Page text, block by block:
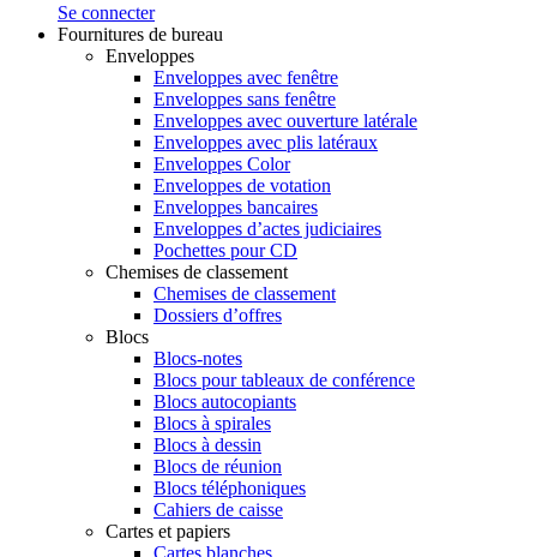
Se connecter
Fournitures de bureau
Enveloppes
Enveloppes avec fenêtre
Enveloppes sans fenêtre
Enveloppes avec ouverture latérale
Enveloppes avec plis latéraux
Enveloppes Color
Enveloppes de votation
Enveloppes bancaires
Enveloppes d’actes judiciaires
Pochettes pour CD
Chemises de classement
Chemises de classement
Dossiers d’offres
Blocs
Blocs-notes
Blocs pour tableaux de conférence
Blocs autocopiants
Blocs à spirales
Blocs à dessin
Blocs de réunion
Blocs téléphoniques
Cahiers de caisse
Cartes et papiers
Cartes blanches